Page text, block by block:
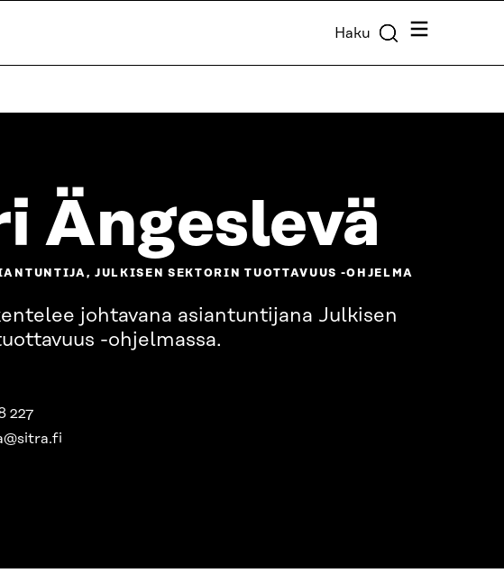
Haku Valikko
Ängeslevä
JULKISEN SEKTORIN TUOTTAVUUS -OHJELMA
johtavana asiantuntijana Julkisen
-ohjelmassa.
227